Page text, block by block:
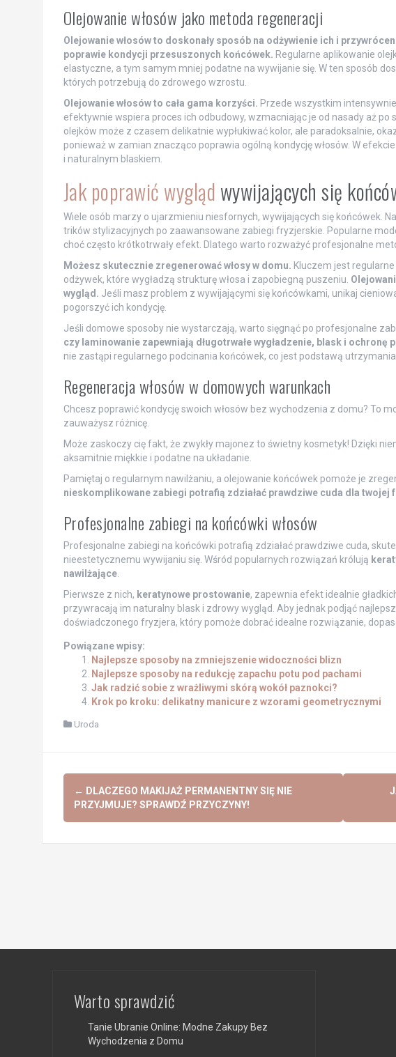
Olejowanie włosów jako metoda regeneracji
Olejowanie włosów to doskonały sposób na odżywienie ich i
poprawie kondycji przesuszonych końcówek. Regularne aplikowanie
elastyczne, a tym samym mniej podatne na wywijanie się. W ten sposób
których potrzebują do zdrowego wzrostu.
Olejowanie włosów to cała gama korzyści. Przede wszystkim
efektywnie wspiera proces ich odbudowy, wzmacniając je od nasady aż
olejków może z czasem delikatnie wypłukiwać kolor, ale paradoksalnie,
ponieważ w zamian znacząco poprawia ogólną kondycję włosów. W
i naturalnym blaskiem.
Jak poprawić wygląd wywijających się
Wiele osób marzy o ujarzmieniu niesfornych, wywijających się końcówek.
trików stylizacyjnych po zaawansowane zabiegi fryzjerskie. Popularne
choć często krótkotrwały efekt. Dlatego warto rozważyć profesjonalne
Możesz skutecznie zregenerować włosy w domu. Kluczem jest
odżywek, które wygładzą strukturę włosa i zapobiegną puszeniu.
wygląd. Jeśli masz problem z wywijającymi się końcówkami, unikaj
pogorszyć ich kondycję.
Jeśli domowe sposoby nie wystarczają, warto sięgnąć po profesjonalne
czy laminowanie zapewniają długotrwałe wygładzenie, blask i ochronę
nie zastąpi regularnego podcinania końcówek, co jest podstawą
Regeneracja włosów w domowych warunkach
Chcesz poprawić kondycję swoich włosów bez wychodzenia z domu? To
zauważysz różnicę.
Może zaskoczy cię fakt, że zwykły majonez to świetny kosmetyk! Dzięki
aksamitnie miękkie i podatne na układanie.
Pamiętaj o regularnym nawilżaniu, a olejowanie końcówek pomoże je
nieskomplikowane zabiegi potrafią zdziałać prawdziwe cuda dla twojej
Profesjonalne zabiegi na końcówki włosów
Profesjonalne zabiegi na końcówki potrafią zdziałać prawdziwe cuda,
nieestetycznemu wywijaniu się. Wśród popularnych rozwiązań królują
nawilżające.
Pierwsze z nich, keratynowe prostowanie, zapewnia efekt idealnie
przywracają im naturalny blask i zdrowy wygląd. Aby jednak podjąć
doświadczonego fryzjera, który pomoże dobrać idealne rozwiązanie,
Powiązane wpisy:
Najlepsze sposoby na zmniejszenie widoczności blizn
Najlepsze sposoby na redukcję zapachu potu pod pachami
Jak radzić sobie z wrażliwymi skórą wokół paznokci?
Krok po kroku: delikatny manicure z wzorami geometrycznymi
Uroda
Post
navigation
← DLACZEGO MAKIJAŻ PERMANENTNY SIĘ NIE
PRZYJMUJE? SPRAWDŹ PRZYCZYNY!
Warto sprawdzić
Tanie Ubranie Online: Modne Zakupy Bez
Wychodzenia z Domu